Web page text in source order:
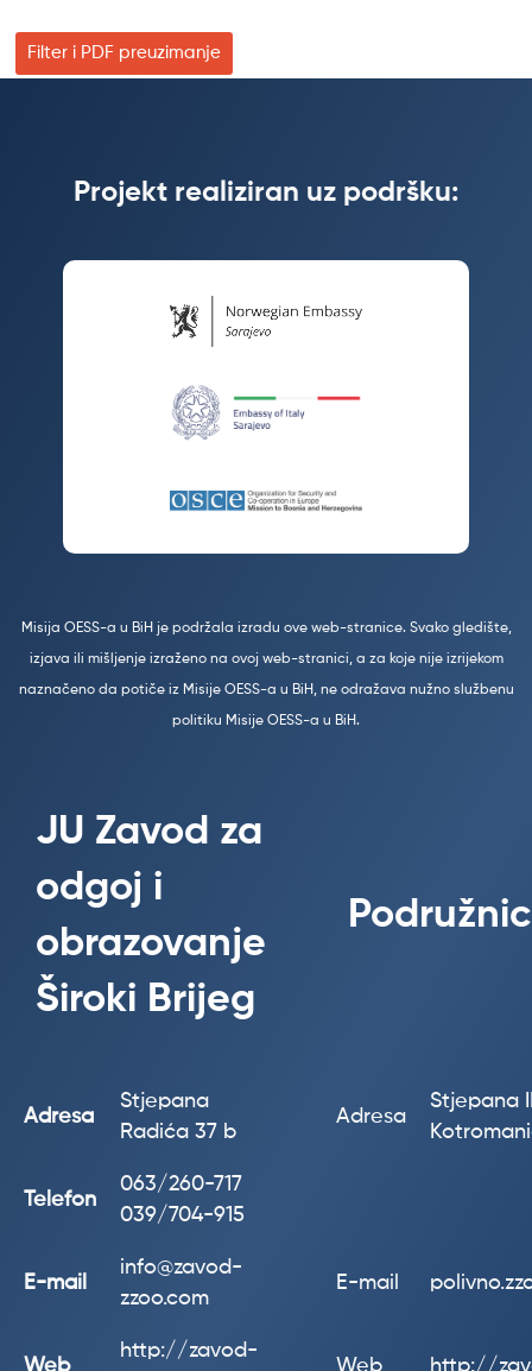
Filter i PDF preuzimanje
Projekt realiziran uz podršku:
Misija OESS-a u BiH je podržala izradu ove web-stranice. Svako gledište,
izjava ili mišljenje izraženo na ovoj web-stranici, a za koje nije izrijekom
naznačeno da potiče iz Misije OESS-a u BiH, ne odražava nužno službenu
politiku Misije OESS-a u BiH.
JU Zavod za
odgoj i
obrazovanje
Široki Brijeg
Adresa
Stjepana
Radića 37 b
Adresa
Stjepana
Telefon
063/260-717
039/704-915
E-mail
info@zavod-
zzoo.com
E-mail
Web
http://zavod-
Web http://